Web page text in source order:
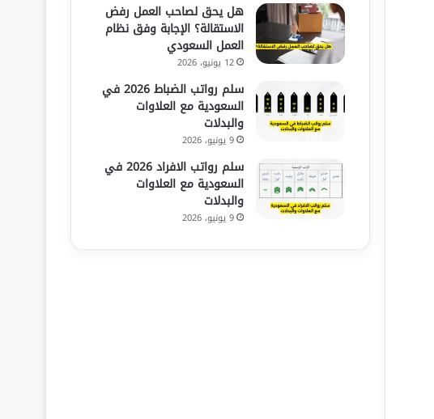
هل يحق لصاحب العمل رفض
الاستقالة؟ الإجابة وفق نظام
العمل السعودي
12 يونيو، 2026
سلم رواتب الضباط 2026 في
السعودية مع العلاوات
والبدلات
9 يونيو، 2026
سلم رواتب الافراد 2026 في
السعودية مع العلاوات
والبدلات
9 يونيو، 2026